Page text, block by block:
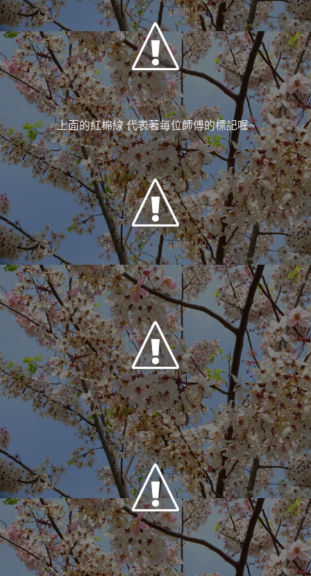
上面的紅棉線 代表著每位師傅的標記喔~